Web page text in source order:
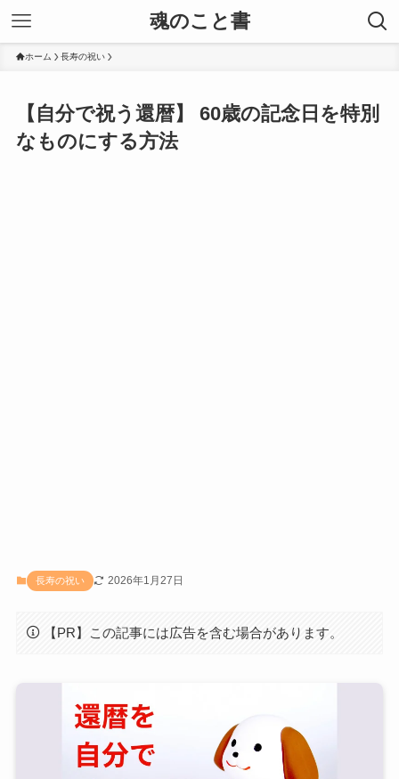
魂のこと書
ホーム 長寿の祝い
【自分で祝う還暦】 60歳の記念日を特別
なものにする方法
長寿の祝い 2026年1月27日
【PR】この記事には広告を含む場合があります。